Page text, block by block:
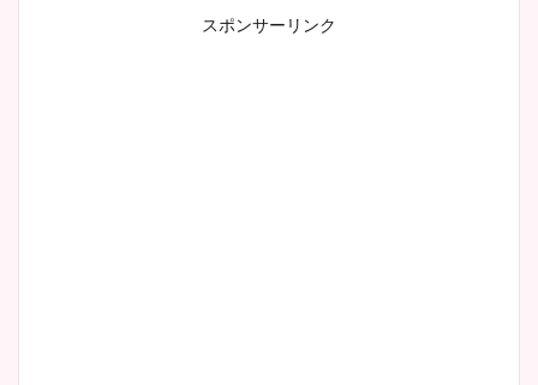
小室瑛莉子のカップ画像まと
スポンサーリンク